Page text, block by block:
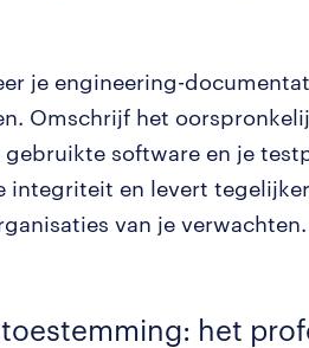
je engineering-
Omschrijf het
gebruikte software en je
integriteit en levert
van je verwachten.
het